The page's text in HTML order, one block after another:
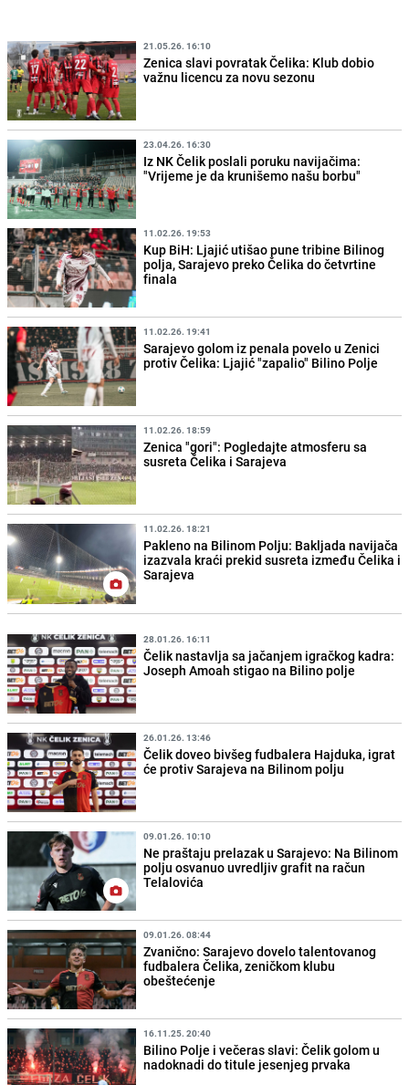
21.05.26. 16:10
Zenica slavi povratak Čelika: Klub dobio
važnu licencu za novu sezonu
23.04.26. 16:30
Iz NK Čelik poslali poruku navijačima:
"Vrijeme je da krunišemo našu borbu"
11.02.26. 19:53
Kup BiH: Ljajić utišao pune tribine Bilinog
polja, Sarajevo preko Čelika do četvrtine
finala
11.02.26. 19:41
Sarajevo golom iz penala povelo u Zenici
protiv Čelika: Ljajić "zapalio" Bilino Polje
11.02.26. 18:59
Zenica "gori": Pogledajte atmosferu sa
susreta Čelika i Sarajeva
11.02.26. 18:21
Pakleno na Bilinom Polju: Bakljada navijača
izazvala kraći prekid susreta između Čelika i
Sarajeva
28.01.26. 16:11
Čelik nastavlja sa jačanjem igračkog kadra:
Joseph Amoah stigao na Bilino polje
26.01.26. 13:46
Čelik doveo bivšeg fudbalera Hajduka, igrat
će protiv Sarajeva na Bilinom polju
09.01.26. 10:10
Ne praštaju prelazak u Sarajevo: Na Bilinom
polju osvanuo uvredljiv grafit na račun
Telalovića
09.01.26. 08:44
Zvanično: Sarajevo dovelo talentovanog
fudbalera Čelika, zeničkom klubu
obeštećenje
16.11.25. 20:40
Bilino Polje i večeras slavi: Čelik golom u
nadoknadi do titule jesenjeg prvaka